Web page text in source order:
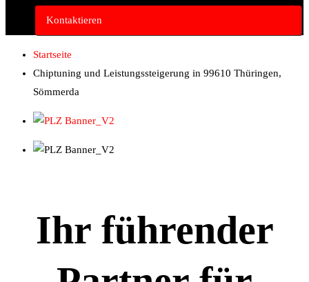
Kontaktieren
Startseite
Chiptuning und Leistungssteigerung in 99610 Thüringen,
Sömmerda
Ihr führender